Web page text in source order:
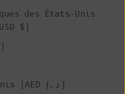
des États-Unis
$)
Émirats arabes unis (AED د.إ)